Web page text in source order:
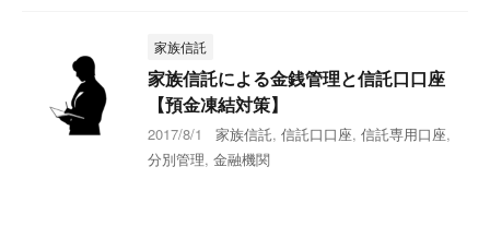
家族信託
家族信託による金銭管理と信託口口座
【預金凍結対策】
2017/8/1 家族信託, 信託口口座, 信託専用口座,
分別管理, 金融機関